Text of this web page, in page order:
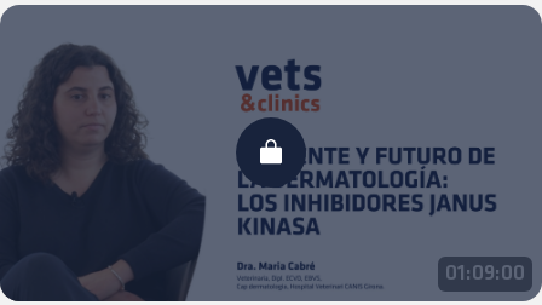
01:09:00